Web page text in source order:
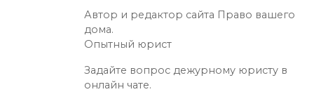
Автор и редактор сайта Право вашего
дома.
Опытный юрист
Задайте вопрос дежурному юристу в
онлайн чате.